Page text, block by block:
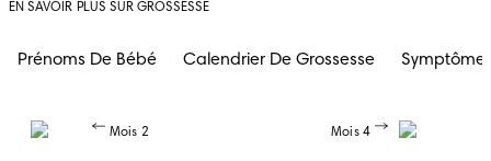
EN SAVOIR PLUS SUR GROSSESSE
Prénoms De Bébé Calendrier De Grossesse
Mois 2 Mois 4